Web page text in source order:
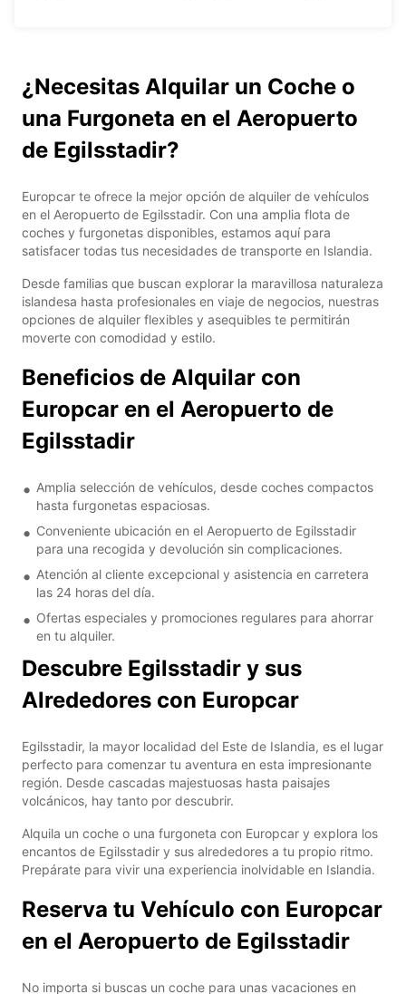
¿Necesitas Alquilar un Coche o
una Furgoneta en el Aeropuerto
de Egilsstadir?
Europcar te ofrece la mejor opción de alquiler de vehículos
en el Aeropuerto de Egilsstadir. Con una amplia flota de
coches y furgonetas disponibles, estamos aquí para
satisfacer todas tus necesidades de transporte en Islandia.
Desde familias que buscan explorar la maravillosa naturaleza
islandesa hasta profesionales en viaje de negocios, nuestras
opciones de alquiler flexibles y asequibles te permitirán
moverte con comodidad y estilo.
Beneficios de Alquilar con
Europcar en el Aeropuerto de
Egilsstadir
Amplia selección de vehículos, desde coches compactos
hasta furgonetas espaciosas.
Conveniente ubicación en el Aeropuerto de Egilsstadir
para una recogida y devolución sin complicaciones.
Atención al cliente excepcional y asistencia en carretera
las 24 horas del día.
Ofertas especiales y promociones regulares para ahorrar
en tu alquiler.
Descubre Egilsstadir y sus
Alrededores con Europcar
Egilsstadir, la mayor localidad del Este de Islandia, es el lugar
perfecto para comenzar tu aventura en esta impresionante
región. Desde cascadas majestuosas hasta paisajes
volcánicos, hay tanto por descubrir.
Alquila un coche o una furgoneta con Europcar y explora los
encantos de Egilsstadir y sus alrededores a tu propio ritmo.
Prepárate para vivir una experiencia inolvidable en Islandia.
Reserva tu Vehículo con Europcar
en el Aeropuerto de Egilsstadir
No importa si buscas un coche para unas vacaciones en